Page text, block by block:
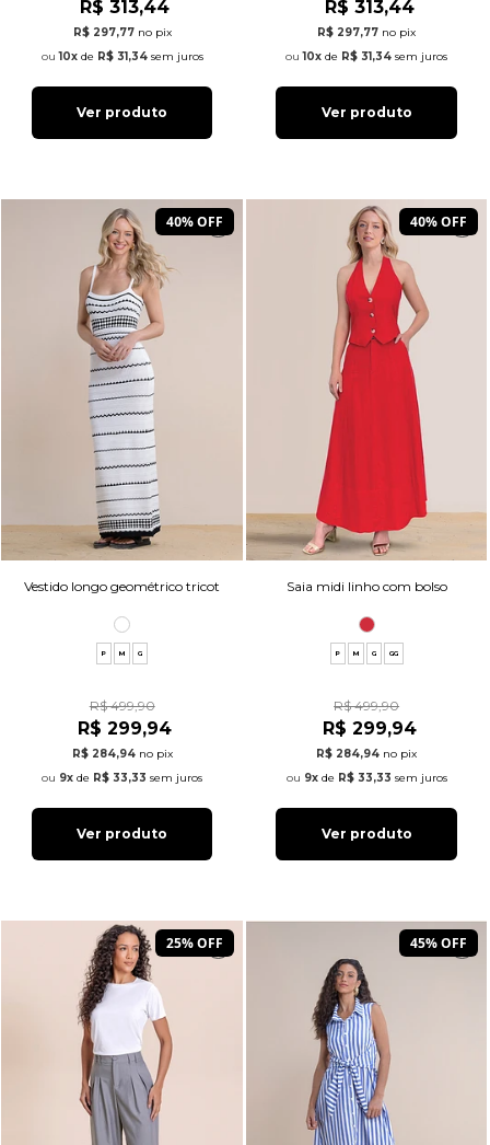
R$ 313,44
R$ 297,77 no pix
10xde R$ 31,34sem juros
Ver produto
R$ 313,44
R$ 297,77 no pix
10x de R$ 31,34 sem juros
Ver produto
40% OFF
Vestido longo geométrico tricot
P M G
R$ 499,90
R$ 299,94
R$ 284,94 no pix
9x de R$ 33,33 sem juros
Ver produto
40% OFF
Saia midi linho com bolso
P M G GG
R$ 499,90
R$ 299,94
R$ 284,94 no pix
9xde R$ 33,33 sem juros
Ver produto
25% OFF 45% OFF